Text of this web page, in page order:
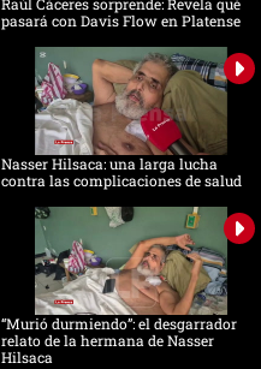
Raúl Cáceres sorprende: Revela qué
pasará con Davis Flow en Platense
Nasser Hilsaca: una larga lucha
contra las complicaciones de salud
“Murió durmiendo”: el desgarrador
relato de la hermana de Nasser
Hilsaca